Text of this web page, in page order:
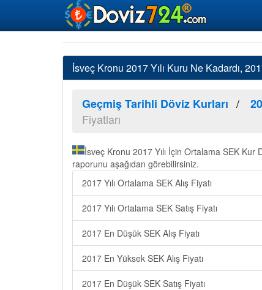
İsveç Kronu 2017 Yılı Kuru Ne Kadardı,
Geçmiş Tarihli Döviz Kurları
Fiyatları
İsveç Kronu 2017 Yılı İçin Ortalama SEK Kur
raporunu aşağıdan görebilirsiniz.
2017 Yılı Ortalama SEK Alış Fiyatı
2017 Yılı Ortalama SEK Satış Fiyatı
2017 En Düşük SEK Alış Fiyatı
2017 En Yüksek SEK Alış Fiyatı
2017 En Düşük SEK Satış Fiyatı